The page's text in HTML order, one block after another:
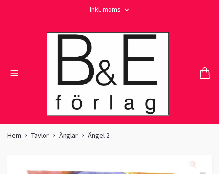
Inkl. moms
Hem Tavlor Änglar Ängel 2